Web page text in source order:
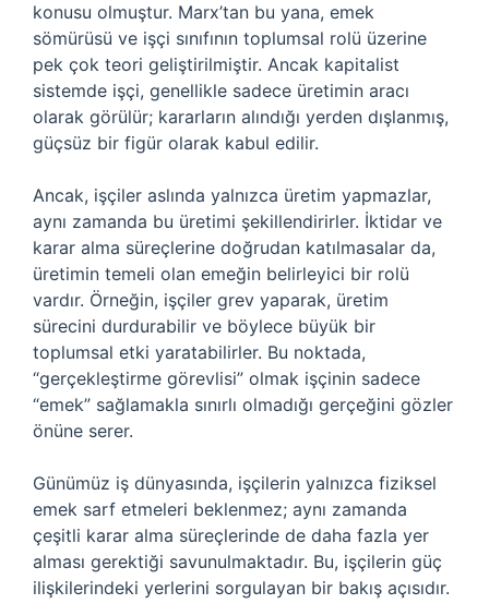
konusu olmuştur. Marx’tan bu yana, emek
sömürüsü ve işçi sınıfının toplumsal rolü üzerine
pek çok teori geliştirilmiştir. Ancak kapitalist
sistemde işçi, genellikle sadece üretimin aracı
olarak görülür; kararların alındığı yerden dışlanmış,
güçsüz bir figür olarak kabul edilir.
Ancak, işçiler aslında yalnızca üretim yapmazlar,
aynı zamanda bu üretimi şekillendirirler. İktidar ve
karar alma süreçlerine doğrudan katılmasalar da,
üretimin temeli olan emeğin belirleyici bir rolü
vardır. Örneğin, işçiler grev yaparak, üretim
sürecini durdurabilir ve böylece büyük bir
toplumsal etki yaratabilirler. Bu noktada,
“gerçekleştirme görevlisi” olmak işçinin sadece
“emek” sağlamakla sınırlı olmadığı gerçeğini gözler
önüne serer.
Günümüz iş dünyasında, işçilerin yalnızca fiziksel
emek sarf etmeleri beklenmez; aynı zamanda
çeşitli karar alma süreçlerinde de daha fazla yer
alması gerektiği savunulmaktadır. Bu, işçilerin güç
ilişkilerindeki yerlerini sorgulayan bir bakış açısıdır.